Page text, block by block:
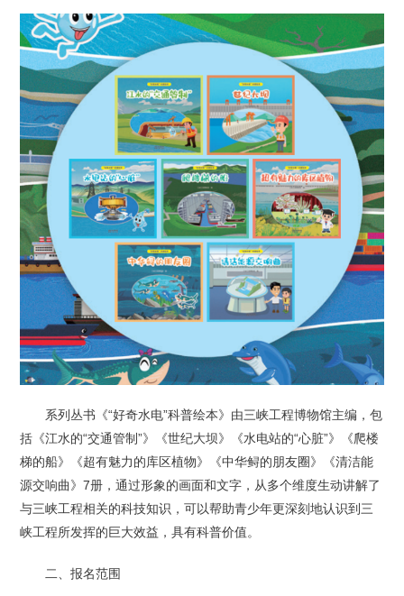
系列丛书《“好奇水电”科普绘本》由三峡工程博物馆主编，包
括《江水的“交通管制”》《世纪大坝》《水电站的“心脏”》《爬楼
梯的船》《超有魅力的库区植物》《中华鲟的朋友圈》《清洁能
源交响曲》7册，通过形象的画面和文字，从多个维度生动讲解了
与三峡工程相关的科技知识，可以帮助青少年更深刻地认识到三
峡工程所发挥的巨大效益，具有科普价值。
二、报名范围